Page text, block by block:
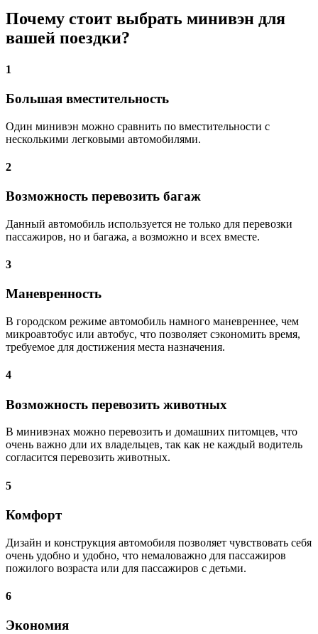
Почему стоит выбрать минивэн для
вашей поездки?
1
Большая вместительность
Один минивэн можно сравнить по вместительности с
несколькими легковыми автомобилями.
2
Возможность перевозить багаж
Данный автомобиль используется не только для перевозки
пассажиров, но и багажа, а возможно и всех вместе.
3
Маневренность
В городском режиме автомобиль намного маневреннее, чем
микроавтобус или автобус, что позволяет сэкономить время,
требуемое для достижения места назначения.
4
Возможность перевозить животных
В минивэнах можно перевозить и домашних питомцев, что
очень важно дли их владельцев, так как не каждый водитель
согласится перевозить животных.
5
Комфорт
Дизайн и конструкция автомобиля позволяет чувствовать себя
очень удобно и удобно, что немаловажно для пассажиров
пожилого возраста или для пассажиров с детьми.
6
Экономия